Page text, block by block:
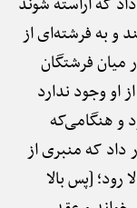
و به فرشته‌ای از
میان فرشتگان
او وجود ندارد
و هنگامی‌که
که منبری از
رود؛ [پس بالا